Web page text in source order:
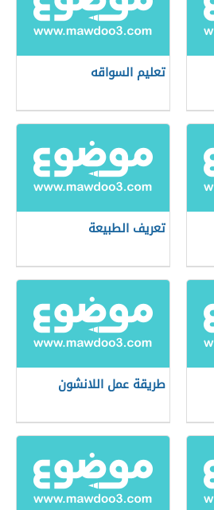
تعليم السواقه
تعريف الطبيعة
طريقة عمل اللانشون